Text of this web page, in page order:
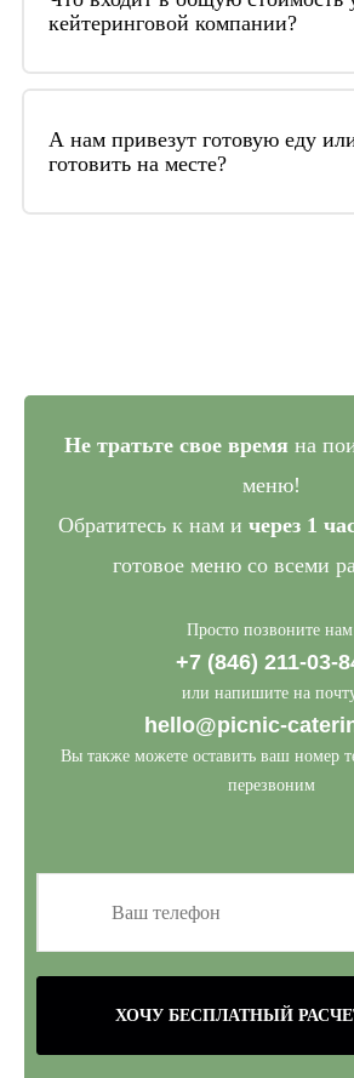
два дня до мероприятия.
кейтеринговой компании?
Общая стоимость включает в
продуктов, их приготовление,
места проведения мероприятия,
поваров и официантов, аренду
А нам привезут готовую еду
готовить на месте?
Не тратьте свое время на
меню!
Обратитесь к нам и через 1
готовое меню со всеми
Просто позвоните нам
+7 (846) 211-03-
или напишите на
hello@picnic-
Вы также можете оставить ваш номер
перезвоним
ХОЧУ БЕСПЛАТНЫЙ